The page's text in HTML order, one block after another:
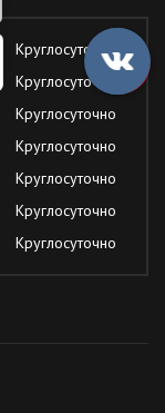
Круглосуточно
Круглосуточно
Круглосуточно
Круглосуточно
Круглосуточно
Круглосуточно
Круглосуточно